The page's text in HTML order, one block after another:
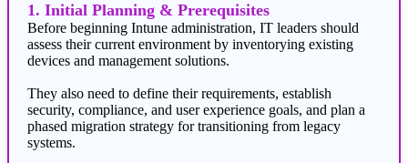
1. Initial Planning & Prerequisites
Before beginning Intune administration, IT leaders should
assess their current environment by inventorying existing
devices and management solutions.
They also need to define their requirements, establish
security, compliance, and user experience goals, and plan a
phased migration strategy for transitioning from legacy
systems.